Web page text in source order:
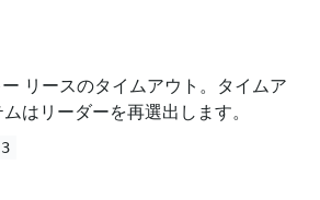
リースのタイムアウト。タイムア
はリーダーを再選出します。
3